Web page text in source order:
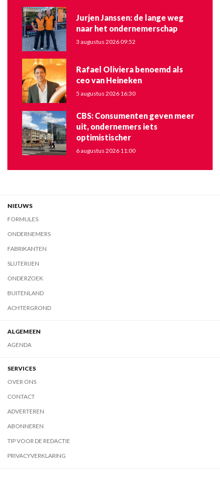
Jurjen Janssen: de lange weg
naar het ondernemerschap
3 augustus 2026 09:52
Rafael Oliviera benoemd als
ceo van Heineken
5 augustus 2026 16:30
CBS: Consumenten geven meer
uit, ondernemers iets
optimistischer
6 augustus 2026 11:00
NIEUWS
FORMULES
ONDERNEMERS
FABRIKANTEN
SLIJTERIJEN
ONDERZOEK
BUITENLAND
ACHTERGROND
ALGEMEEN
AGENDA
SERVICES
OVER ONS
CONTACT
ADVERTEREN
ABONNEREN
TIP VOOR DE REDACTIE
PRIVACYVERKLARING